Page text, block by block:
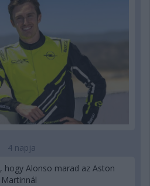
4 napja
hogy Alonso marad az Aston
Martinnál